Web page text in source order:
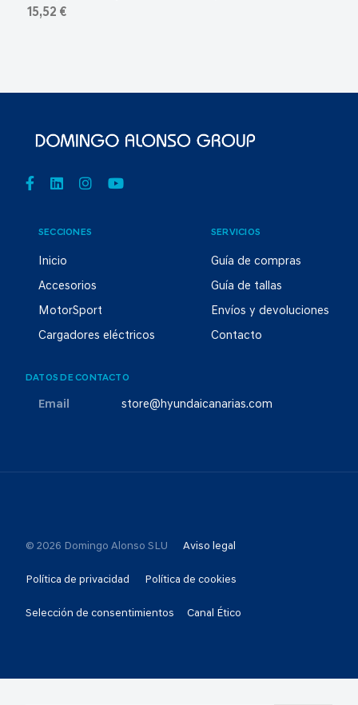
15,52 €
SECCIONES
Inicio
Accesorios
MotorSport
Cargadores eléctricos
SERVICIOS
Guía de compras
Guía de tallas
Envíos y devoluciones
Contacto
DATOS DE CONTACTO
Email store@hyundaicanarias.com
© 2026 Domingo Alonso SLU Aviso legal
Política de privacidad Política de cookies
Selección de consentimientos Canal Ético